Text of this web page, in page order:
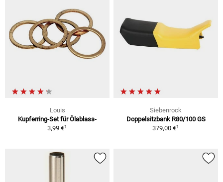
Louis
Kupferring-Set für Ölablass-
3,99 €1
Siebenrock
Doppelsitzbank R80/100 GS
379,00 €1